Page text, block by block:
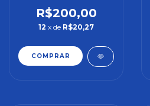
R$200,00
12 x de R$20,27